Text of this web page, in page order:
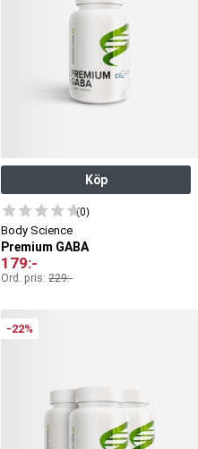
Köp
(0)
Body Science
Premium GABA
179:-
Ord. pris: 229:-
-22%